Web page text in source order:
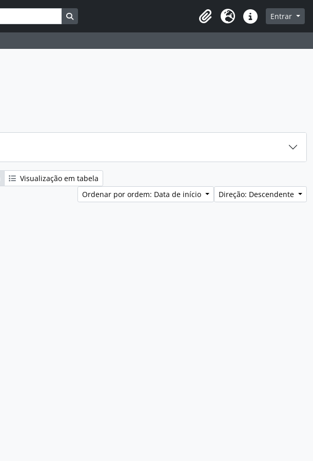
Busque na página de navegação
Idioma Ligações rápidas
Entrar
Visualização em tabela
Ordenar por ordem: Data de início
Direção: Descendente